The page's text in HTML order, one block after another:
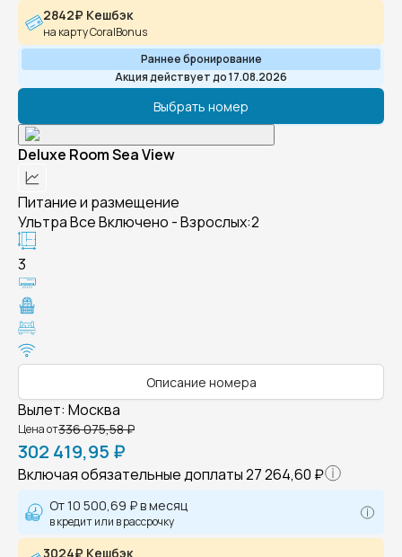
2842₽ Кешбэк
на карту CoralBonus
Раннее бронирование
Акция действует до 17.08.2026
Выбрать номер
Deluxe Room Sea View
Питание и размещение
Ультра Все Включено - Взрослых:2
3
Описание номера
Вылет: Москва
Цена от336 075,58 ₽
302 419,95 ₽
Включая обязательные доплаты27 264,60 ₽
От10 500,69 ₽в месяц
в кредит или в рассрочку
3024₽ Кешбэк